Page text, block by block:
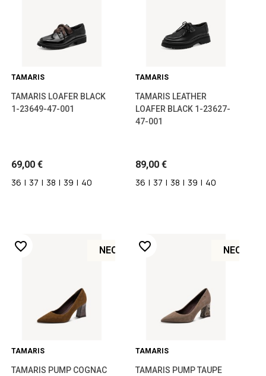
TAMARIS
TAMARIS LOAFER BLACK
1-23649-47-001
69,00 €
36 | 37 | 38 | 39 | 40
TAMARIS
TAMARIS LEATHER
LOAFER BLACK 1-23627-
47-001
89,00 €
36 | 37 | 38 | 39 | 40
TAMARIS
TAMARIS PUMP COGNAC
ΝΈΟ
favorite_border
TAMARIS
TAMARIS PUMP TAUPE
ΝΈΟ
favorite_border